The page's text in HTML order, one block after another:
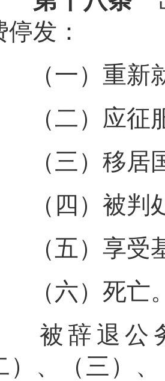
发：
一）重新
二）应征
三）移居
四）被判
五）享受基
六）死亡
辞退公务
）、（三）